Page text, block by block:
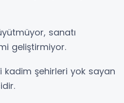
sanatı
geliştirmiyor.
kadim şehirleri yok sayan